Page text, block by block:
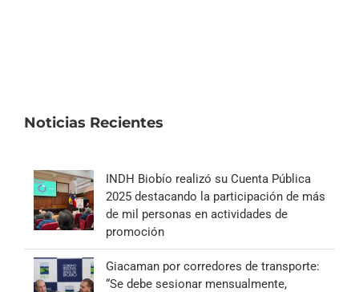
Noticias Recientes
INDH Biobío realizó su Cuenta Pública
2025 destacando la participación de más
de mil personas en actividades de
promoción
Giacaman por corredores de transporte:
“Se debe sesionar mensualmente,